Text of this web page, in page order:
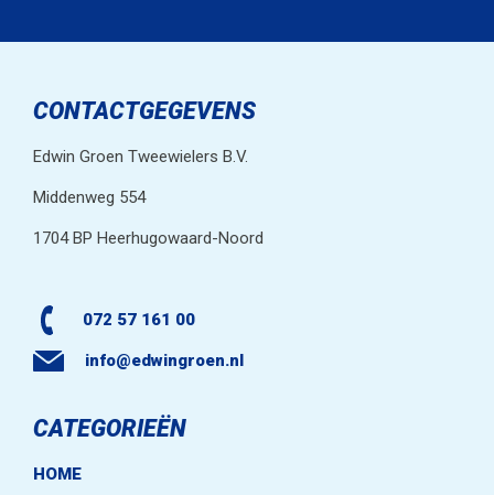
CONTACTGEGEVENS
Edwin Groen Tweewielers B.V.
Middenweg 554
1704 BP Heerhugowaard-Noord
072 57 161 00
info@edwingroen.nl
CATEGORIEËN
HOME